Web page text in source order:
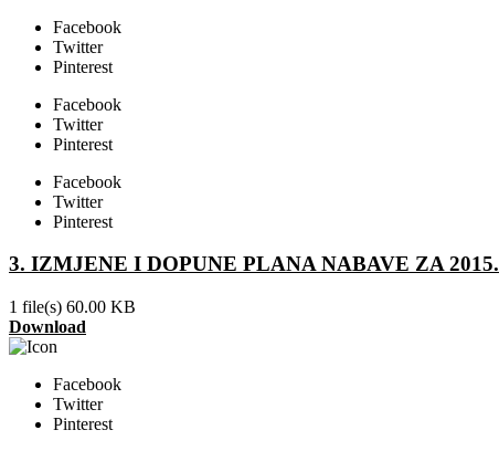
Facebook
Twitter
Pinterest
Facebook
Twitter
Pinterest
Facebook
Twitter
Pinterest
3. IZMJENE I DOPUNE PLANA NABAVE ZA 2015.
1 file(s) 60.00 KB
Download
Facebook
Twitter
Pinterest